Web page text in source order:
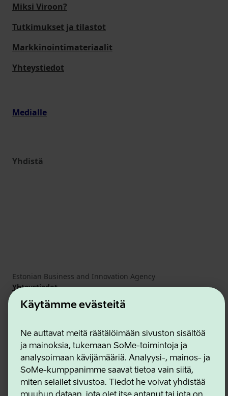
Käytämme evästeitä
Ne auttavat meitä räätälöimään sivuston sisältöä
ja mainoksia, tukemaan SoMe-toimintoja ja
analysoimaan kävijämääriä. Analyysi-, mainos- ja
SoMe-kumppanimme saavat tietoa vain siitä,
miten selailet sivustoa. Tiedot he voivat yhdistää
Miksi Viroon?
Tutkimukset ja tilastot
Markkinointimateriaalit
Yhteystiedot
Medialle
Yhdistä
Estonian Business and Innovation Agency
Yhteystiedot
Yhteistyökumppanit
Käyttöehdot